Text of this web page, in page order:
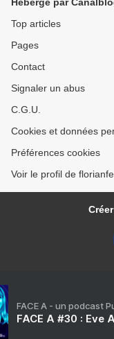
Top articles
Pages
Contact
Signaler un abus
C.G.U.
Cookies et données
Préférences cookies
Voir le profil de
FACE A - un podcast
FACE A #30 : Eve